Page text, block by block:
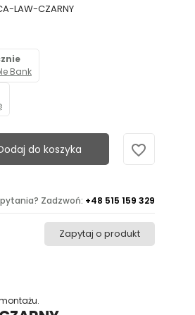
LAW-CZARNY
Bank
do koszyka favorite_border
Zadzwoń: +48 515 159 329
Zapytaj o produkt